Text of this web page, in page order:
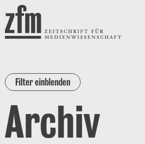
Direkt zum Inhalt
ZEITSCHRIFT FÜR
MEDIENWISSENSCHAFT
Filter einblenden
Archiv